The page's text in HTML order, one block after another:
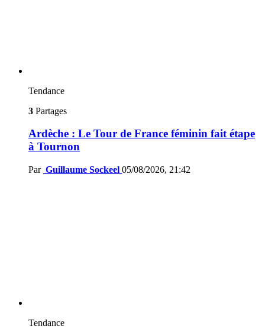
Tendance
3 Partages
Ardèche : Le Tour de France féminin fait étape
à Tournon
Par Guillaume Sockeel 05/08/2026, 21:42
Tendance